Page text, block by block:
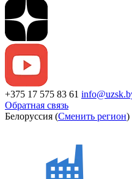
+375 17 575 83 61
Обратная связь
Белоруссия (Сменить регион)